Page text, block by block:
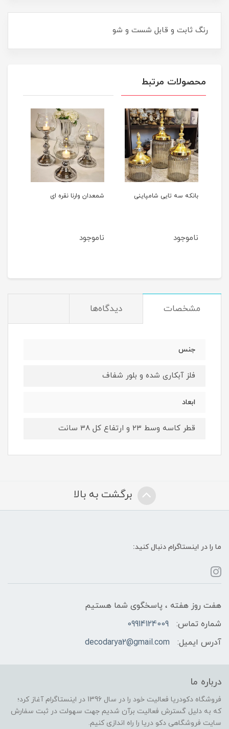
رنگ ثابت و قابل شست و شو
محصولات مرتبط
سه تایی شامپاینی شمعدان وارنا نقره ای
مشخصات دیدگاه‌ها
جنس
فلز آبکاری شده و بلور شفاف
ابعاد
قطر کاسه وسط ۲۳ و ارتفاع کل ۳۸ سانت
برگشت به بالا
ما را در اینستاگرام دنبال کنید:
هفت روز هفته ، پاسخگوی شما هستیم
شماره تماس:
09914124009
آدرس ایمیل:
decodarya2@gmail.com
درباره ما
فروشگاه دکودریا فعالیت خود را در سال 1396 در اینستاگرام آغاز کرد؛
که به دلیل گسترش فعالیت برآن شدیم جهت سهولت در ثبت سفارش
سایت فروشگاهی دکو دریا را راه اندازی کنیم.